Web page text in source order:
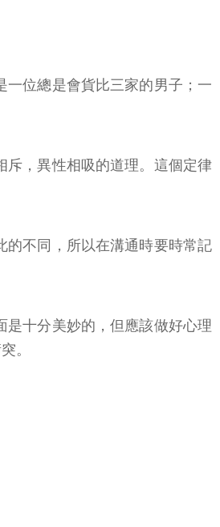
位總是會貨比三家的男子；一
斥，異性相吸的道理。這個定律
的不同，所以在溝通時要時常記
是十分美妙的，但應該做好心理
。